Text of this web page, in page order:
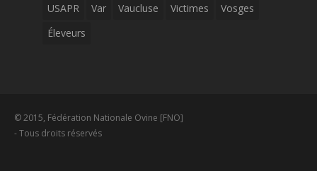
USAPR
Var Vaucluse Victimes
Vosges
Éleveurs
© 2015, Fédération Nationale Ovine [FNO]
- Tous droits réservés